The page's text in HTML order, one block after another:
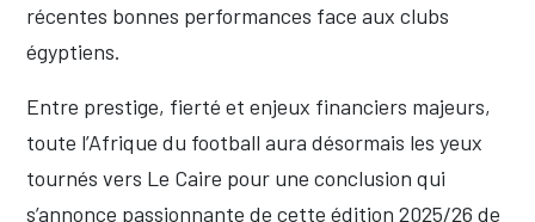
récentes bonnes performances face aux clubs
égyptiens.
Entre prestige, fierté et enjeux financiers majeurs,
toute l’Afrique du football aura désormais les yeux
tournés vers Le Caire pour une conclusion qui
s’annonce passionnante de cette édition 2025/26 de